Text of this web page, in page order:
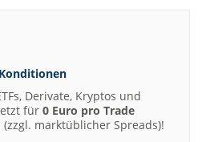
Derivate, Kryptos und
für 0 Euro pro Trade
marktüblicher Spreads)!